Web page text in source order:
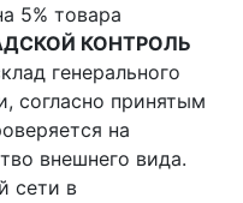
5% товара
КОНТРОЛЬ
генерального
согласно принятым
на
внешнего вида.
сети в